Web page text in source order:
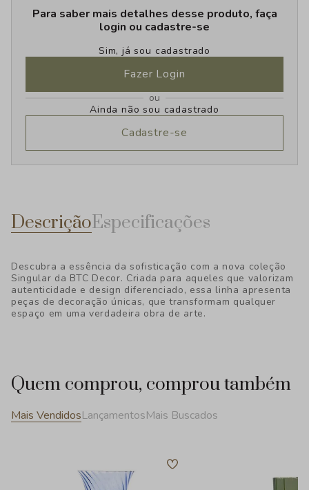
Para saber mais detalhes desse produto, faça
login ou cadastre-se
Sim, já sou cadastrado
Fazer Login
ou
Ainda não sou cadastrado
Cadastre-se
DescriçãoEspecificações
Descubra a essência da sofisticação com a nova coleção
Singular da BTC Decor. Criada para aqueles que valorizam
autenticidade e design diferenciado, essa linha apresenta
peças de decoração únicas, que transformam qualquer
espaço em uma verdadeira obra de arte.
Quem comprou, comprou também
Mais VendidosLançamentosMais Buscados